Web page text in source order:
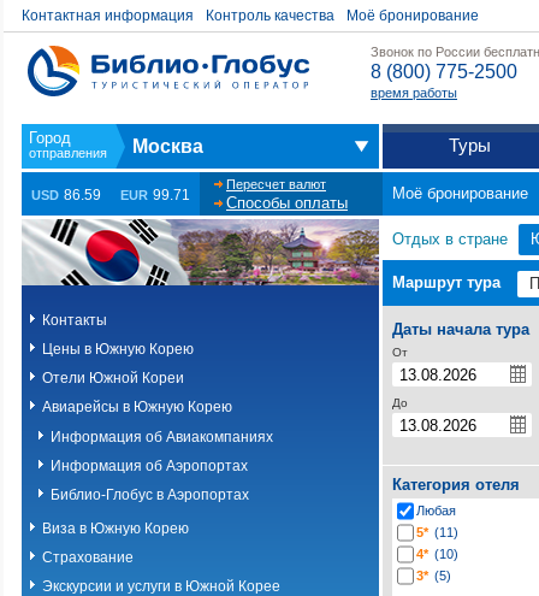
Контактная информация Контроль качества Моё бронирование
Звонок по России
8 (800) 775-2500
время работы
Москва Туры
USD 86.59 EUR 99.71
Пересчет валют
Способы оплаты
Моё бронирование
Контакты
Цены в Южную Корею
Отели Южной Кореи
Авиарейсы в Южную Корею
Информация об Авиакомпаниях
Информация об Аэропортах
Библио-Глобус в Аэропортах
Виза в Южную Корею
Страхование
Экскурсии и услуги в Южной Корее
Отдых в стране
Маршрут тура
Даты начала тура
От
До
Категория отеля
Любая
5* (11)
4* (10)
3* (5)